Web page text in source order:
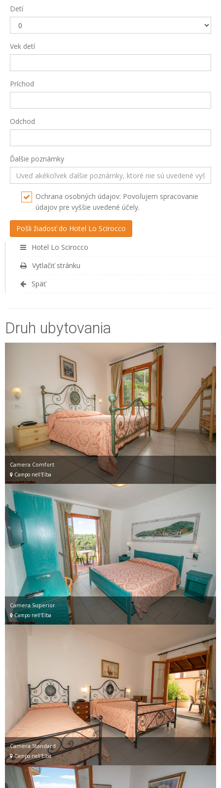
Detí
Vek detí
Príchod
Odchod
Ďalšie poznámky
Ochrana osobných údajov: Povoľujem spracovanie
údajov pre vyššie uvedené účely.
Hotel Lo Scirocco
Vytlačiť stránku
Späť
Druh ubytovania
Camera Comfort
Campo nell'Elba
Camera Superior
Campo nell'Elba
Camera Standard
Campo nell'Elba